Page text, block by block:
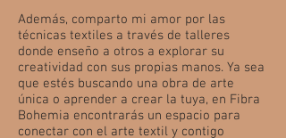
Además, comparto mi amor por las
técnicas textiles a través de talleres
donde enseño a otros a explorar su
creatividad con sus propias manos. Ya sea
que estés buscando una obra de arte
única o aprender a crear la tuya, en Fibra
Bohemia encontrarás un espacio para
conectar con el arte textil y contigo